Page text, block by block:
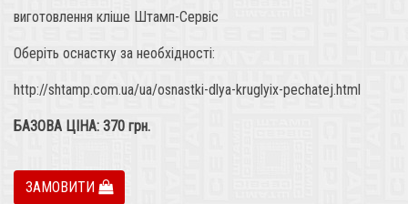
виготовлення кліше Штамп-Сервіс
Оберіть оснастку за необхідності:
http://shtamp.com.ua/ua/osnastki-dlya-kruglyix-pechatej.html
БАЗОВА ЦІНА: 370 грн.
ЗАМОВИТИ